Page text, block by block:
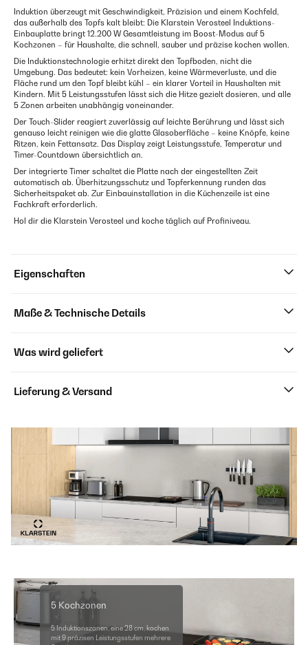
Induktion überzeugt mit Geschwindigkeit, Präzision und einem Kochfeld,
das außerhalb des Topfs kalt bleibt: Die Klarstein Verosteel Induktions-
Einbauplatte bringt 12.200 W Gesamtleistung im Boost-Modus auf 5
Kochzonen – für Haushalte, die schnell, sauber und präzise kochen wollen.
Die Induktionstechnologie erhitzt direkt den Topfboden, nicht die
Umgebung. Das bedeutet: kein Vorheizen, keine Wärmeverluste, und die
Fläche rund um den Topf bleibt kühl – ein klarer Vorteil in Haushalten mit
Kindern. Mit 5 Leistungsstufen lässt sich die Hitze gezielt dosieren, und alle
5 Zonen arbeiten unabhängig voneinander.
Der Touch-Slider reagiert zuverlässig auf leichte Berührung und lässt sich
genauso leicht reinigen wie die glatte Glasoberfläche – keine Knöpfe, keine
Ritzen, kein Fettansatz. Das Display zeigt Leistungsstufe, Temperatur und
Timer-Countdown übersichtlich an.
Der integrierte Timer schaltet die Platte nach der eingestellten Zeit
automatisch ab. Überhitzungsschutz und Topferkennung runden das
Sicherheitspaket ab. Zur Einbauinstallation in die Küchenzeile ist eine
Fachkraft erforderlich.
Hol dir die Klarstein Verosteel und koche täglich auf Profiniveau.
Eigenschaften
Maße & Technische Details
Was wird geliefert
Lieferung & Versand
5 Kochzonen
5 Induktionszonen, eine 28 cm, kochen
mit 9 präzisen Leistungsstufen mehrere